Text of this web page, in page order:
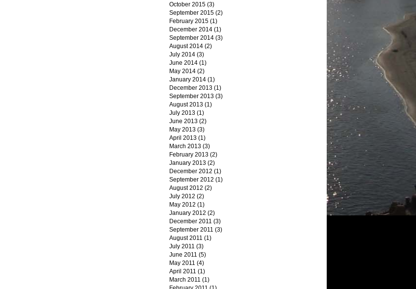
October 2015 (3)
September 2015 (2)
February 2015 (1)
December 2014 (1)
September 2014 (3)
August 2014 (2)
July 2014 (3)
June 2014 (1)
May 2014 (2)
January 2014 (1)
December 2013 (1)
September 2013 (3)
August 2013 (1)
July 2013 (1)
June 2013 (2)
May 2013 (3)
April 2013 (1)
March 2013 (3)
February 2013 (2)
January 2013 (2)
December 2012 (1)
September 2012 (1)
August 2012 (2)
July 2012 (2)
May 2012 (1)
January 2012 (2)
December 2011 (3)
September 2011 (3)
August 2011 (1)
July 2011 (3)
June 2011 (5)
May 2011 (4)
April 2011 (1)
March 2011 (1)